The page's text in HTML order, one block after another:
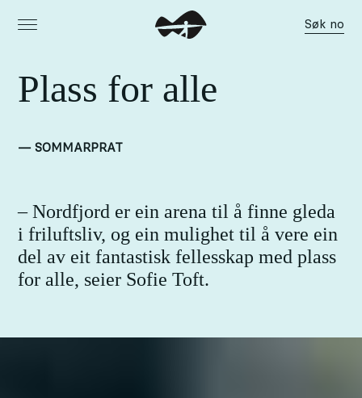
Søk no
Plass for alle
— SOMMARPRAT
– Nordfjord er ein arena til å finne gleda
i friluftsliv, og ein mulighet til å vere ein
del av eit fantastisk fellesskap med plass
for alle, seier Sofie Toft.